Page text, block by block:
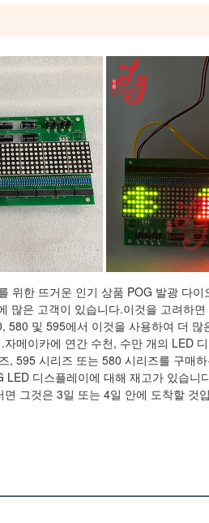
위한 뜨거운 인기 상품 POG 발광 다이
많은 고객이 있습니다.이것을 고려하면
580 및 595에서 이것을 사용하여 더
메이카에 연간 수천, 수만 개의 LED
, 595 시리즈 또는 580 시리즈를 구매
LED 디스플레이에 대해 재고가 있습니
그것은 3일 또는 4일 안에 도착할 것